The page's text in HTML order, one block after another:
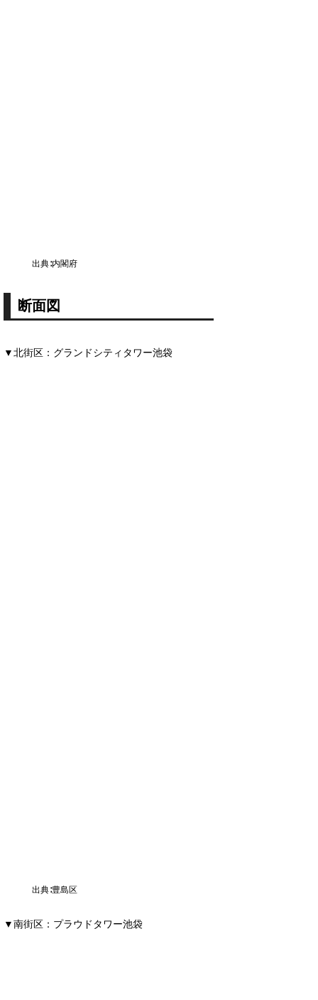
出典∶内閣府
断面図
▼北街区：グランドシティタワー池袋
出典∶豊島区
▼南街区：プラウドタワー池袋